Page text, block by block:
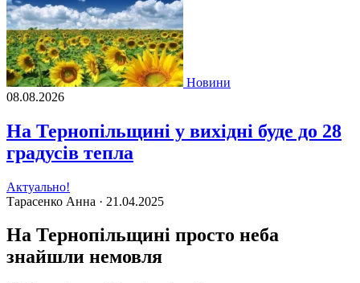
Новини
08.08.2026
На Тернопільщині у вихідні буде до 28
градусів тепла
Актуально!
Тарасенко Анна · 21.04.2025
На Тернопільщині просто неба
знайшли немовля